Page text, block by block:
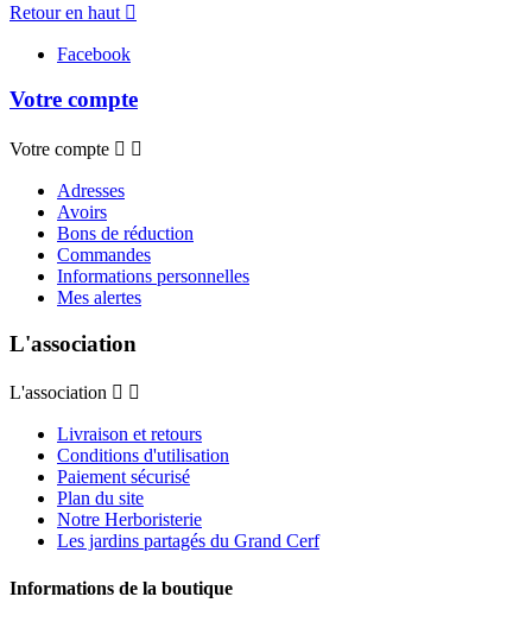
Retour en haut 
Facebook
Votre compte
Votre compte  
Adresses
Avoirs
Bons de réduction
Commandes
Informations personnelles
Mes alertes
L'association
L'association  
Livraison et retours
Conditions d'utilisation
Paiement sécurisé
Plan du site
Notre Herboristerie
Les jardins partagés du Grand Cerf
Informations de la boutique